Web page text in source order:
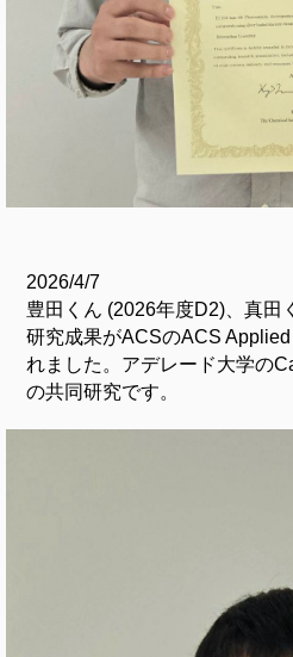
2026/4/7
豊田くん (2026年度D2)、真田
研究成果がACSのACS
れました。アデレード大学の
の共同研究です。